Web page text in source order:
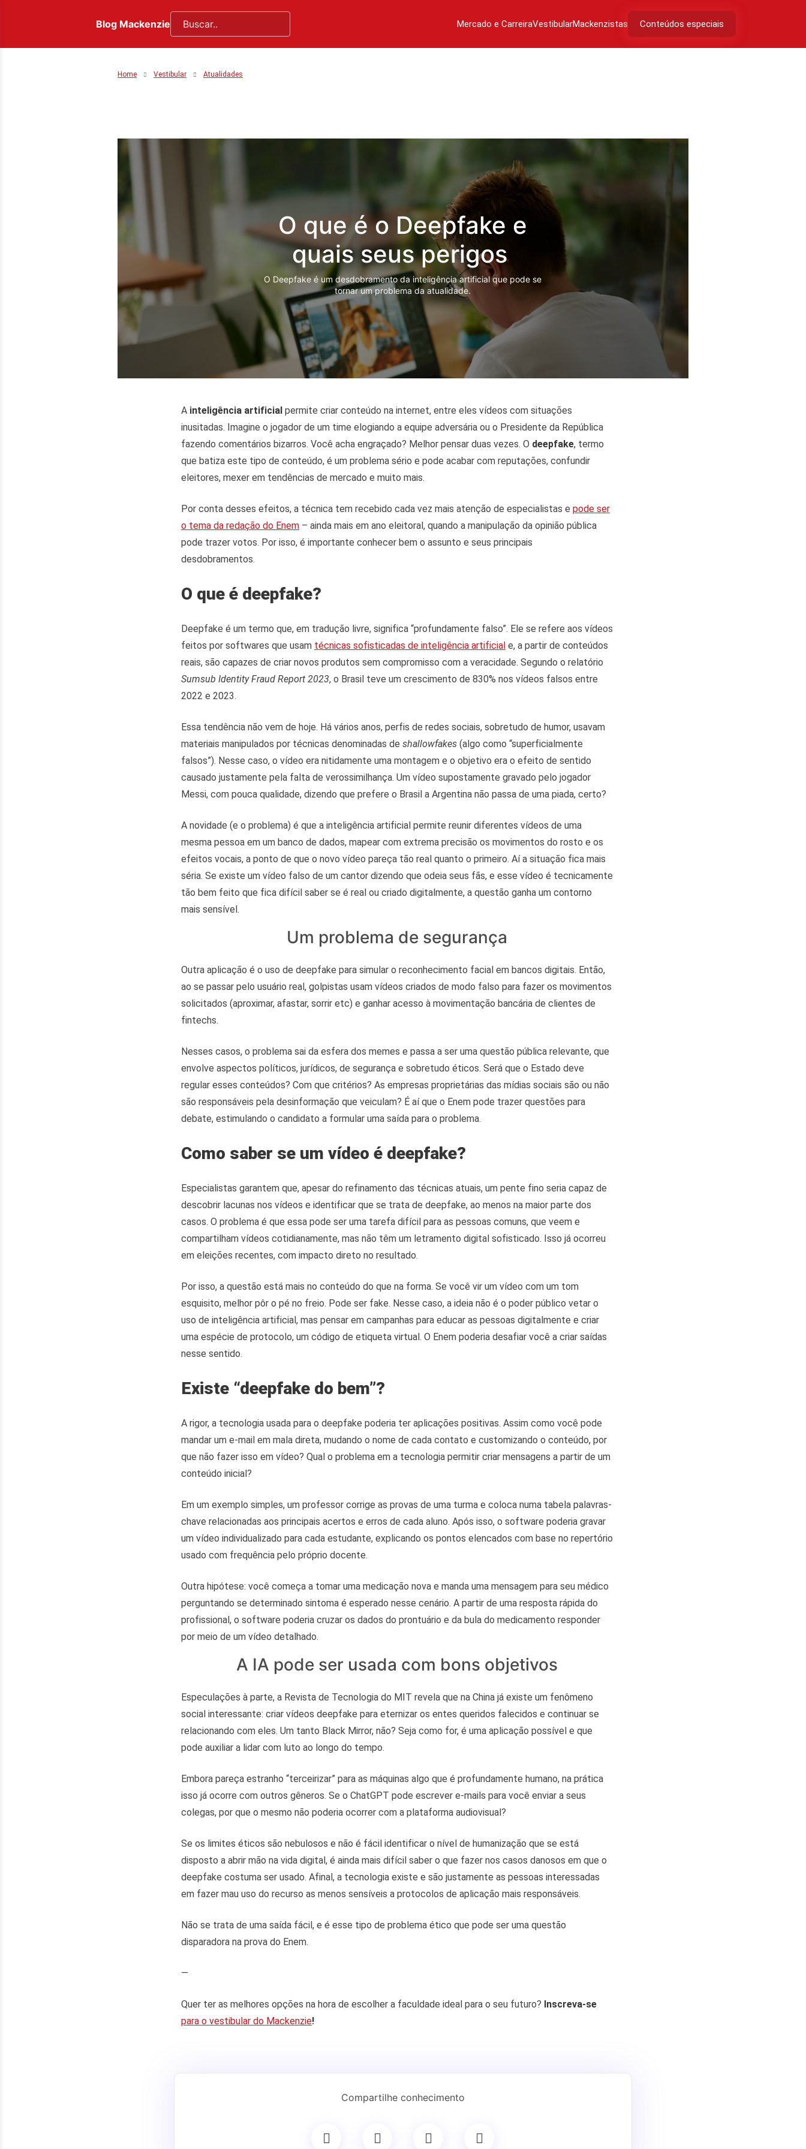
Blog Mackenzie Mercado e CarreiraVestibularMackenzistas Conteúdos especiais
Home Vestibular Atualidades
O que é o Deepfake e
quais seus perigos
O Deepfake é um desdobramento da inteligência artificial que pode se
tornar um problema da atualidade.
A inteligência artificial permite criar conteúdo na internet, entre eles vídeos com situações
inusitadas. Imagine o jogador de um time elogiando a equipe adversária ou o Presidente da República
fazendo comentários bizarros. Você acha engraçado? Melhor pensar duas vezes. O deepfake, termo
que batiza este tipo de conteúdo, é um problema sério e pode acabar com reputações, confundir
eleitores, mexer em tendências de mercado e muito mais.
Por conta desses efeitos, a técnica tem recebido cada vez mais atenção de especialistas e pode ser
o tema da redação do Enem – ainda mais em ano eleitoral, quando a manipulação da opinião pública
pode trazer votos. Por isso, é importante conhecer bem o assunto e seus principais
desdobramentos.
O que é deepfake?
Deepfake é um termo que, em tradução livre, significa “profundamente falso”. Ele se refere aos vídeos
feitos por softwares que usam técnicas sofisticadas de inteligência artificial e, a partir de conteúdos
reais, são capazes de criar novos produtos sem compromisso com a veracidade. Segundo o relatório
Sumsub Identity Fraud Report 2023, o Brasil teve um crescimento de 830% nos vídeos falsos entre
2022 e 2023.
Essa tendência não vem de hoje. Há vários anos, perfis de redes sociais, sobretudo de humor, usavam
materiais manipulados por técnicas denominadas de shallowfakes (algo como “superficialmente
falsos”). Nesse caso, o vídeo era nitidamente uma montagem e o objetivo era o efeito de sentido
causado justamente pela falta de verossimilhança. Um vídeo supostamente gravado pelo jogador
Messi, com pouca qualidade, dizendo que prefere o Brasil a Argentina não passa de uma piada, certo?
A novidade (e o problema) é que a inteligência artificial permite reunir diferentes vídeos de uma
mesma pessoa em um banco de dados, mapear com extrema precisão os movimentos do rosto e os
efeitos vocais, a ponto de que o novo vídeo pareça tão real quanto o primeiro. Aí a situação fica mais
séria. Se existe um vídeo falso de um cantor dizendo que odeia seus fãs, e esse vídeo é tecnicamente
tão bem feito que fica difícil saber se é real ou criado digitalmente, a questão ganha um contorno
mais sensível.
Um problema de segurança
Outra aplicação é o uso de deepfake para simular o reconhecimento facial em bancos digitais. Então,
ao se passar pelo usuário real, golpistas usam vídeos criados de modo falso para fazer os movimentos
solicitados (aproximar, afastar, sorrir etc) e ganhar acesso à movimentação bancária de clientes de
fintechs.
Nesses casos, o problema sai da esfera dos memes e passa a ser uma questão pública relevante, que
envolve aspectos políticos, jurídicos, de segurança e sobretudo éticos. Será que o Estado deve
regular esses conteúdos? Com que critérios? As empresas proprietárias das mídias sociais são ou não
são responsáveis pela desinformação que veiculam? É aí que o Enem pode trazer questões para
debate, estimulando o candidato a formular uma saída para o problema.
Como saber se um vídeo é deepfake?
Especialistas garantem que, apesar do refinamento das técnicas atuais, um pente fino seria capaz de
descobrir lacunas nos vídeos e identificar que se trata de deepfake, ao menos na maior parte dos
casos. O problema é que essa pode ser uma tarefa difícil para as pessoas comuns, que veem e
compartilham vídeos cotidianamente, mas não têm um letramento digital sofisticado. Isso já ocorreu
em eleições recentes, com impacto direto no resultado.
Por isso, a questão está mais no conteúdo do que na forma. Se você vir um vídeo com um tom
esquisito, melhor pôr o pé no freio. Pode ser fake. Nesse caso, a ideia não é o poder público vetar o
uso de inteligência artificial, mas pensar em campanhas para educar as pessoas digitalmente e criar
uma espécie de protocolo, um código de etiqueta virtual. O Enem poderia desafiar você a criar saídas
nesse sentido.
Existe “deepfake do bem”?
A rigor, a tecnologia usada para o deepfake poderia ter aplicações positivas. Assim como você pode
mandar um e-mail em mala direta, mudando o nome de cada contato e customizando o conteúdo, por
que não fazer isso em vídeo? Qual o problema em a tecnologia permitir criar mensagens a partir de um
conteúdo inicial?
Em um exemplo simples, um professor corrige as provas de uma turma e coloca numa tabela palavras-
chave relacionadas aos principais acertos e erros de cada aluno. Após isso, o software poderia gravar
um vídeo individualizado para cada estudante, explicando os pontos elencados com base no repertório
usado com frequência pelo próprio docente.
Outra hipótese: você começa a tomar uma medicação nova e manda uma mensagem para seu médico
perguntando se determinado sintoma é esperado nesse cenário. A partir de uma resposta rápida do
profissional, o software poderia cruzar os dados do prontuário e da bula do medicamento responder
por meio de um vídeo detalhado.
A IA pode ser usada com bons objetivos
Especulações à parte, a Revista de Tecnologia do MIT revela que na China já existe um fenômeno
social interessante: criar vídeos deepfake para eternizar os entes queridos falecidos e continuar se
relacionando com eles. Um tanto Black Mirror, não? Seja como for, é uma aplicação possível e que
pode auxiliar a lidar com luto ao longo do tempo.
Embora pareça estranho “terceirizar” para as máquinas algo que é profundamente humano, na prática
isso já ocorre com outros gêneros. Se o ChatGPT pode escrever e-mails para você enviar a seus
colegas, por que o mesmo não poderia ocorrer com a plataforma audiovisual?
Se os limites éticos são nebulosos e não é fácil identificar o nível de humanização que se está
disposto a abrir mão na vida digital, é ainda mais difícil saber o que fazer nos casos danosos em que o
deepfake costuma ser usado. Afinal, a tecnologia existe e são justamente as pessoas interessadas
em fazer mau uso do recurso as menos sensíveis a protocolos de aplicação mais responsáveis.
Não se trata de uma saída fácil, e é esse tipo de problema ético que pode ser uma questão
disparadora na prova do Enem.
—
Quer ter as melhores opções na hora de escolher a faculdade ideal para o seu futuro? Inscreva-se
para o vestibular do Mackenzie!
Compartilhe conhecimento